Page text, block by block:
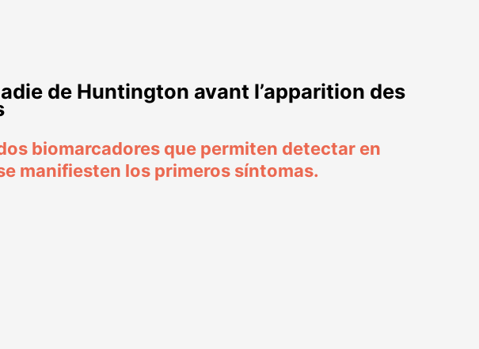
de Huntington avant l’apparition des
biomarcadores que permiten detectar en
manifiesten los primeros síntomas.